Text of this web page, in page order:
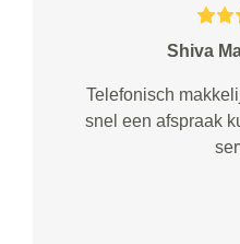
Shiva
Telefonisch
snel een afspraak